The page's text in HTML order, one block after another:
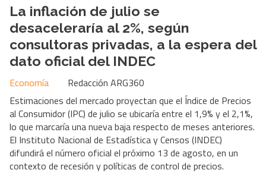
La inflación de julio se
desaceleraría al 2%, según
consultoras privadas, a la espera del
dato oficial del INDEC
Redacción ARG360
Economía
Estimaciones del mercado proyectan que el Índice de Precios
al Consumidor (IPC) de julio se ubicaría entre el 1,9% y el 2,1%,
lo que marcaría una nueva baja respecto de meses anteriores.
El Instituto Nacional de Estadística y Censos (INDEC)
difundirá el número oficial el próximo 13 de agosto, en un
contexto de recesión y políticas de control de precios.